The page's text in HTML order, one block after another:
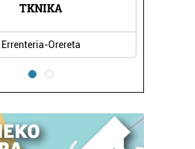
TKNIKA
Errenteria-Orereta